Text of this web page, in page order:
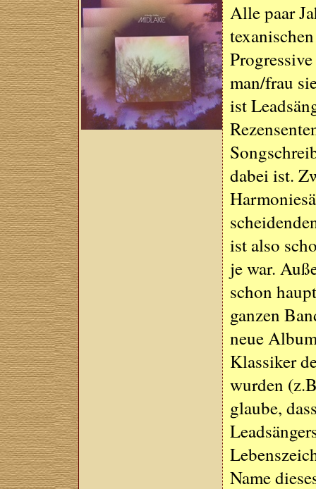
Alle paar
man/frau
ist
dabei ist.
ist also
je war.
schon
ganzen
neue
Klassiker
wurden
glaube,
Name